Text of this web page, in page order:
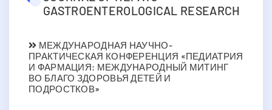
GASTROENTEROLOGICAL RESEARCH
МЕЖДУНАРОДНАЯ НАУЧНО-
ПРАКТИЧЕСКАЯ КОНФЕРЕНЦИЯ «ПЕДИАТРИЯ
И ФАРМАЦИЯ: МЕЖДУНАРОДНЫЙ МИТИНГ
ВО БЛАГО ЗДОРОВЬЯ ДЕТЕЙ И
ПОДРОСТКОВ»